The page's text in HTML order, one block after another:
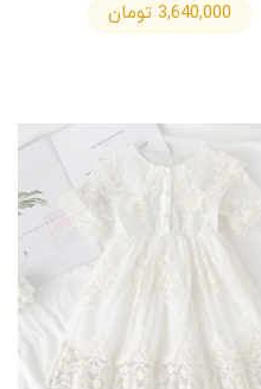
3,640,000 تومان